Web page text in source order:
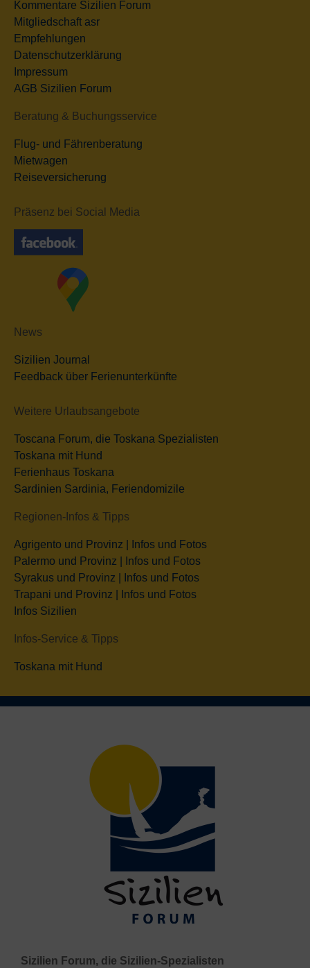
Kommentare Sizilien Forum
Mitgliedschaft asr
Empfehlungen
Datenschutzerklärung
Impressum
AGB Sizilien Forum
Beratung & Buchungsservice
Flug- und Fährenberatung
Mietwagen
Reiseversicherung
Präsenz bei Social Media
News
Sizilien Journal
Feedback über Ferienunterkünfte
Weitere Urlaubsangebote
Toscana Forum, die Toskana Spezialisten
Toskana mit Hund
Ferienhaus Toskana
Sardinien Sardinia, Feriendomizile
Regionen-Infos & Tipps
Agrigento und Provinz | Infos und Fotos
Palermo und Provinz | Infos und Fotos
Syrakus und Provinz | Infos und Fotos
Trapani und Provinz | Infos und Fotos
Infos Sizilien
Infos-Service & Tipps
Toskana mit Hund
Sizilien Forum, die Sizilien-Spezialisten